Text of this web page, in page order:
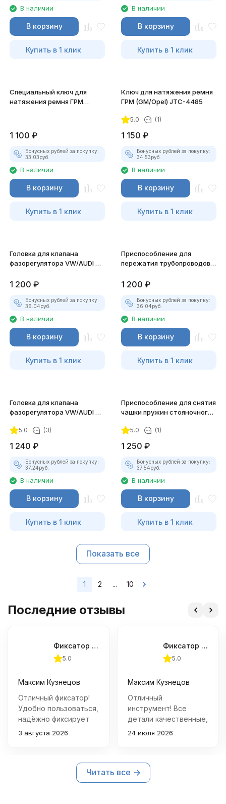
В наличии
В корзину
Купить в 1 клик
В наличии
В корзину
Купить в 1 клик
Специальный ключ для
натяжения ремня ГРМ
1 100 ₽
Бонусных рублей за покупку:
33.03руб.
В наличии
В корзину
Купить в 1 клик
Ключ для натяжения ремня
ГРМ (GM/Opel) JTC-4485
5.0 (1)
1 150 ₽
Бонусных рублей за покупку:
34.53руб.
В наличии
В корзину
Купить в 1 клик
Головка для клапана
фазорегулятора VW/AUDI дв.
1 200 ₽
Бонусных рублей за покупку:
36.04руб.
В наличии
В корзину
Купить в 1 клик
Приспособление для
пережатия трубопроводов
вакуумной системы JTC-
1 200 ₽
Бонусных рублей за покупку:
36.04руб.
В наличии
В корзину
Купить в 1 клик
Головка для клапана
фазорегулятора VW/AUDI дв.
5.0 (3)
1 240 ₽
Бонусных рублей за покупку:
37.24руб.
В наличии
В корзину
Купить в 1 клик
Приспособление для снятия
чашки пружин стояночного
5.0 (1)
1 250 ₽
Бонусных рублей за покупку:
37.54руб.
В наличии
В корзину
Купить в 1 клик
Показать все
1 2 ... 10
Последние отзывы
Фиксатор шкива распредвала (Subaru) JTC-4409
5.0
Максим Кузнецов
Отличный фиксатор!
Удобно пользоваться,
надёжно фиксирует
шкив распредвала
3 августа 2026
Фиксатор распредвала для установки фаз ГРМ (Renault) JTC-4925
5.0
Максим Кузнецов
Отличный
инструмент! Все
детали качественные,
хорошо подогнаны
быстро и без
проблем.
24 июля 2026
Читать все